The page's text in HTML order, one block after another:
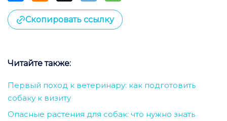
Скопировать ссылку
Читайте также:
Первый поход к ветеринару: как подготовить
собаку к визиту
Опасные растения для собак: что нужно знать